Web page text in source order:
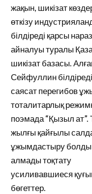
жақын, шикізат
өткізу
білдіреді қарсы
айналуы туралы
шикізат базасы.
Сейфуллин
саясат перегибов
тоталитарлық
поэмада “Қызыл
жылғы қайғылы
ұжымдастыру болды
алмады тоқтату
усиливавшиеся
бөгеттер.